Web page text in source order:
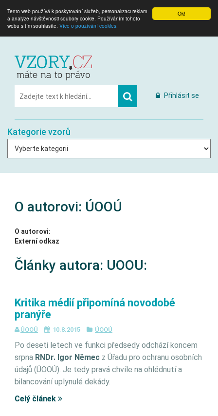
Ok!
Tento web používá k poskytování služeb, personalizaci reklam
a analýze návštěvnosti soubory cookie. Používáním tohoto
webu s tím souhlasíte. Více o používání cookies.
Přihlásit se
Kategorie vzorů
O autorovi: ÚOOÚ
O autorovi:
Externí odkaz
Články autora: UOOU:
Kritika médií připomíná novodobé
pranýře
ÚOOÚ 10.8.2015 ÚOOÚ
Po deseti letech ve funkci předsedy odchází koncem
srpna RNDr. Igor Němec z Úřadu pro ochranu osobních
údajů (ÚOOÚ). Je tedy pravá chvíle na ohlédnutí a
bilancování uplynulé dekády.
Celý článek